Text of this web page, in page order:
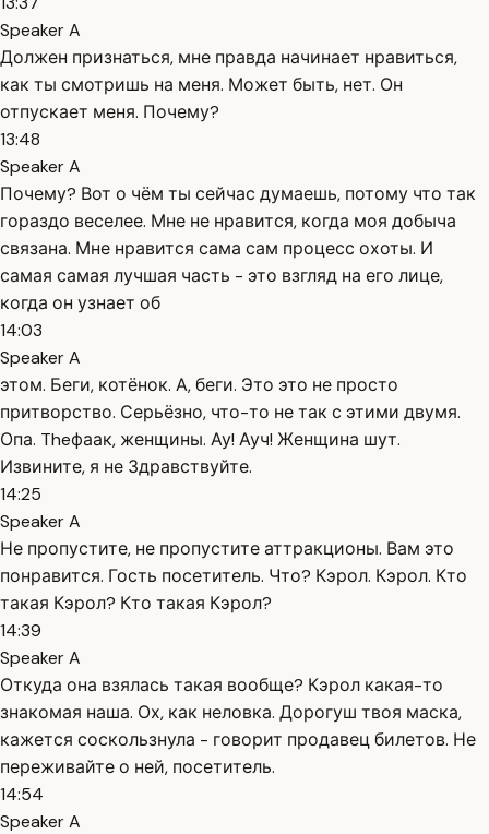
Speaker A
Должен признаться, мне правда начинает нравиться,
как ты смотришь на меня. Может быть, нет. Он
отпускает меня. Почему?
13:48
Speaker A
Почему? Вот о чём ты сейчас думаешь, потому что так
гораздо веселее. Мне не нравится, когда моя добыча
связана. Мне нравится сама сам процесс охоты. И
самая самая лучшая часть - это взгляд на его лице,
когда он узнает об
14:03
Speaker A
этом. Беги, котёнок. А, беги. Это это не просто
притворство. Серьёзно, что-то не так с этими двумя.
Опа. Theфаак, женщины. Ау! Ауч! Женщина шут.
Извините, я не Здравствуйте.
14:25
Speaker A
Не пропустите, не пропустите аттракционы. Вам это
понравится. Гость посетитель. Что? Кэрол. Кэрол. Кто
такая Кэрол? Кто такая Кэрол?
14:39
Speaker A
Откуда она взялась такая вообще? Кэрол какая-то
знакомая наша. Ох, как неловка. Дорогуш твоя маска,
кажется соскользнула - говорит продавец билетов. Не
переживайте о ней, посетитель.
14:54
Speaker A